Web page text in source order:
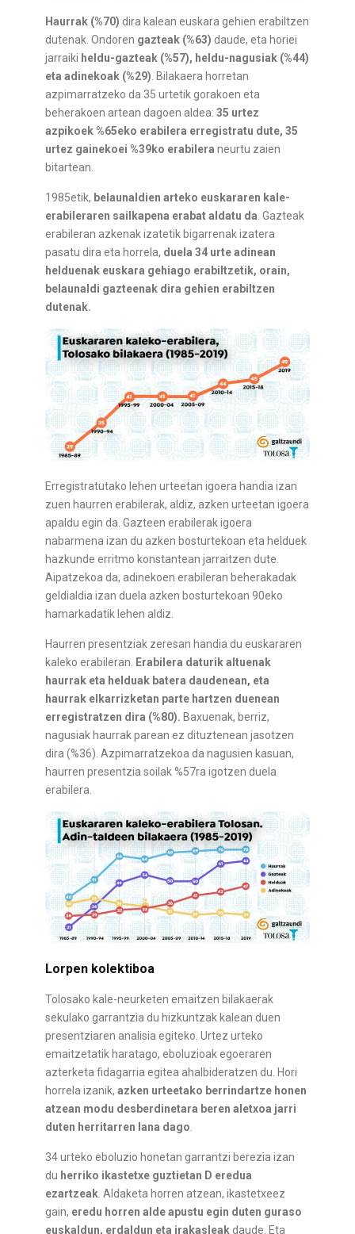
Haurrak (%70) dira kalean euskara gehien erabiltzen
dutenak. Ondoren gazteak (%63) daude, eta horiei
jarraiki heldu-gazteak (%57), heldu-nagusiak (%44)
eta adinekoak (%29) . Bilakaera horretan
azpimarratzeko da 35 urtetik gorakoen eta
beherakoen artean dagoen aldea:35 urtez
azpikoek %65eko erabilera erregistratu dute, 35
urtez gainekoei %39ko erabilera neurtu zaien
bitartean.
1985etik, belaunaldien arteko euskararen kale-
erabileraren sailkapena erabat aldatu da . Gazteak
erabileran azkenak izatetik bigarrenak izatera
pasatu dira eta horrela, duela 34 urte adinean
helduenak euskara gehiago erabiltzetik, orain,
belaunaldi gazteenak dira gehien erabiltzen
dutenak.
Erregistratutako lehen urteetan igoera handia izan
zuen haurren erabilerak, aldiz, azken urteetan igoera
apaldu egin da. Gazteen erabilerak igoera
nabarmena izan du azken bosturtekoan eta helduek
hazkunde erritmo konstantean jarraitzen dute.
Aipatzekoa da, adinekoen erabileran beherakadak
geldialdia izan duela azken bosturtekoan 90eko
hamarkadatik lehen aldiz.
Haurren presentziak zeresan handia du euskararen
kaleko erabileran.
Erabilera daturik altuenak
haurrak eta helduak batera daudenean, eta
haurrak elkarrizketan parte hartzen duenean
erregistratzen dira (%80). Baxuenak, berriz,
nagusiak haurrak parean ez dituztenean jasotzen
dira (%36). Azpimarratzekoa da nagusien kasuan,
haurren presentzia soilak %57ra igotzen duela
erabilera.
Lorpen kolektiboa
Tolosako kale-neurketen emaitzen bilakaerak
sekulako garrantzia du hizkuntzak kalean duen
presentziaren analisia egiteko. Urtez urteko
emaitzetatik haratago, eboluzioak egoeraren
azterketa fidagarria egitea ahalbideratzen du. Hori
horrela izanik,azken urteetako berrindartze honen
atzean modu desberdinetara beren aletxoa jarri
duten herritarren lana dago.
34 urteko eboluzio honetan garrantzi berezia izan
du herriko ikastetxe guztietan D eredua
ezartzeak. Aldaketa horren atzean, ikastetxeez
gain, eredu horren alde apustu egin duten guraso
euskaldun, erdaldun eta irakasleak daude. Eta